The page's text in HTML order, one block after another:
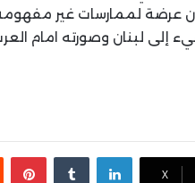
عرضة لممارسات غير
إلى لبنان وصورته امام
X
لينكدإن